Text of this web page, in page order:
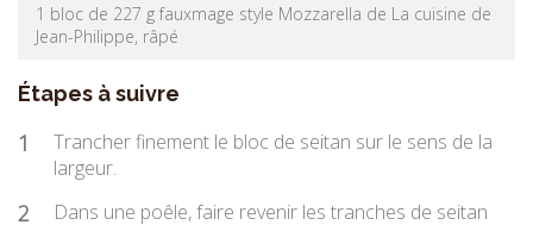
1 bloc de 227 g fauxmage style Mozzarella de La cuisine de
Jean-Philippe, râpé
Étapes à suivre
1
Trancher finement le bloc de seitan sur le sens de la
largeur.
2
Dans une poêle, faire revenir les tranches de seitan